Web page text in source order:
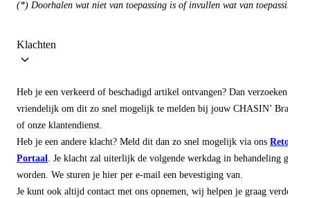
(*) Doorhalen wat niet van toepassing is of invullen wat van toepassing is.
Klachten
Heb je een verkeerd of beschadigd artikel ontvangen? Dan verzoeken wij
vriendelijk om dit zo snel mogelijk te melden bij jouw CHASIN’
of onze klantendienst.
Heb je een andere klacht? Meld dit dan zo snel mogelijk via ons Retour
Portaal
. Je klacht zal uiterlijk de volgende werkdag in behandeling
worden. We sturen je hier per e-mail een bevestiging van.
Je kunt ook altijd contact met ons opnemen, wij helpen je graag verder: